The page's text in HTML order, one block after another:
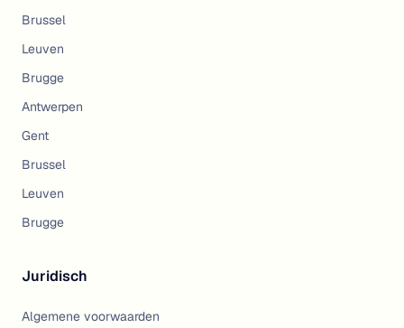
Brussel
Leuven
Brugge
Antwerpen
Gent
Brussel
Leuven
Brugge
Juridisch
Algemene voorwaarden